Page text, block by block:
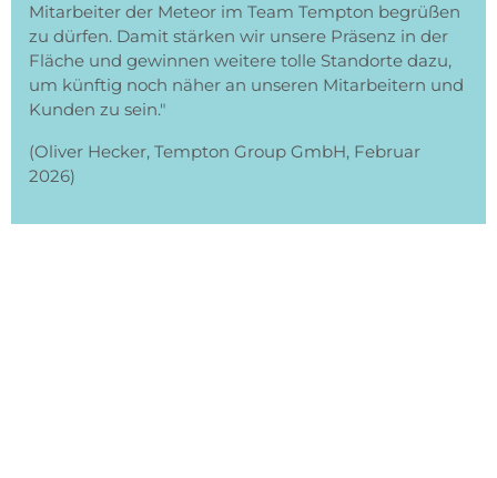
Mitarbeiter der Meteor im Team Tempton begrüßen
zu dürfen. Damit stärken wir unsere Präsenz in der
Fläche und gewinnen weitere tolle Standorte dazu,
um künftig noch näher an unseren Mitarbeitern und
Kunden zu sein."
(Oliver Hecker, Tempton Group GmbH, Februar
2026)